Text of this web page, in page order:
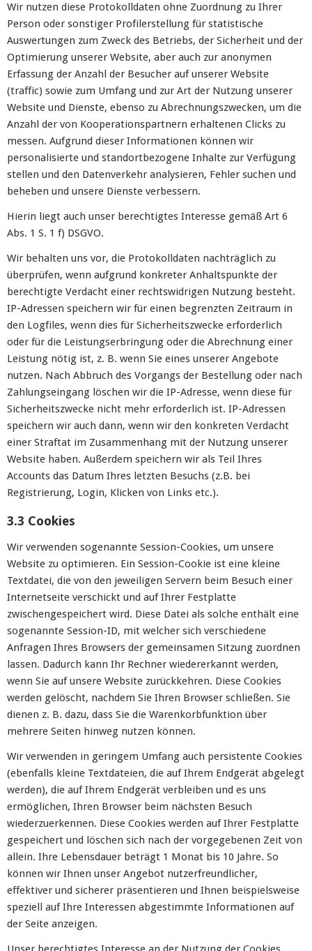
Wir nutzen diese Protokolldaten ohne Zuordnung zu Ihrer
Person oder sonstiger Profilerstellung für statistische
Auswertungen zum Zweck des Betriebs, der Sicherheit und der
Optimierung unserer Website, aber auch zur anonymen
Erfassung der Anzahl der Besucher auf unserer Website
(traffic) sowie zum Umfang und zur Art der Nutzung unserer
Website und Dienste, ebenso zu Abrechnungszwecken, um die
Anzahl der von Kooperationspartnern erhaltenen Clicks zu
messen. Aufgrund dieser Informationen können wir
personalisierte und standortbezogene Inhalte zur Verfügung
stellen und den Datenverkehr analysieren, Fehler suchen und
beheben und unsere Dienste verbessern.
Hierin liegt auch unser berechtigtes Interesse gemäß Art 6
Abs. 1 S. 1 f) DSGVO.
Wir behalten uns vor, die Protokolldaten nachträglich zu
überprüfen, wenn aufgrund konkreter Anhaltspunkte der
berechtigte Verdacht einer rechtswidrigen Nutzung besteht.
IP-Adressen speichern wir für einen begrenzten Zeitraum in
den Logfiles, wenn dies für Sicherheitszwecke erforderlich
oder für die Leistungserbringung oder die Abrechnung einer
Leistung nötig ist, z. B. wenn Sie eines unserer Angebote
nutzen. Nach Abbruch des Vorgangs der Bestellung oder nach
Zahlungseingang löschen wir die IP-Adresse, wenn diese für
Sicherheitszwecke nicht mehr erforderlich ist. IP-Adressen
speichern wir auch dann, wenn wir den konkreten Verdacht
einer Straftat im Zusammenhang mit der Nutzung unserer
Website haben. Außerdem speichern wir als Teil Ihres
Accounts das Datum Ihres letzten Besuchs (z.B. bei
Registrierung, Login, Klicken von Links etc.).
3.3 Cookies
Wir verwenden sogenannte Session-Cookies, um unsere
Website zu optimieren. Ein Session-Cookie ist eine kleine
Textdatei, die von den jeweiligen Servern beim Besuch einer
Internetseite verschickt und auf Ihrer Festplatte
zwischengespeichert wird. Diese Datei als solche enthält eine
sogenannte Session-ID, mit welcher sich verschiedene
Anfragen Ihres Browsers der gemeinsamen Sitzung zuordnen
lassen. Dadurch kann Ihr Rechner wiedererkannt werden,
wenn Sie auf unsere Website zurückkehren. Diese Cookies
werden gelöscht, nachdem Sie Ihren Browser schließen. Sie
dienen z. B. dazu, dass Sie die Warenkorbfunktion über
mehrere Seiten hinweg nutzen können.
Wir verwenden in geringem Umfang auch persistente Cookies
(ebenfalls kleine Textdateien, die auf Ihrem Endgerät abgelegt
werden), die auf Ihrem Endgerät verbleiben und es uns
ermöglichen, Ihren Browser beim nächsten Besuch
wiederzuerkennen. Diese Cookies werden auf Ihrer Festplatte
gespeichert und löschen sich nach der vorgegebenen Zeit von
allein. Ihre Lebensdauer beträgt 1 Monat bis 10 Jahre. So
können wir Ihnen unser Angebot nutzerfreundlicher,
effektiver und sicherer präsentieren und Ihnen beispielsweise
speziell auf Ihre Interessen abgestimmte Informationen auf
der Seite anzeigen.